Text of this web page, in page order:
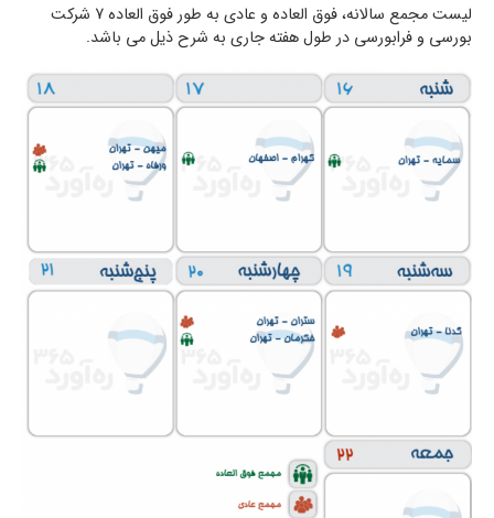
لیست مجمع سالانه، فوق العاده و عادی به طور فوق العاده 7 شرکت
بورسی و فرابورسی در طول هفته جاری به شرح ذیل می باشد.